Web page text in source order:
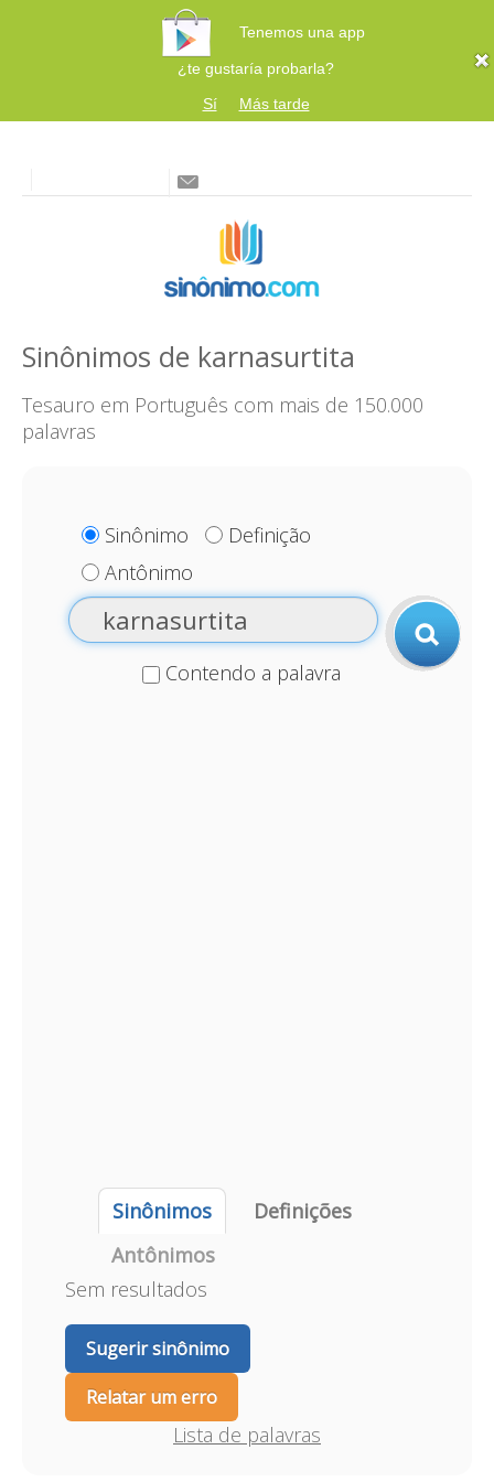
Tenemos una app
¿te gustaría probarla?
Sí
Más tarde
Sinônimos de karnasurtita
Tesauro em Português com mais de 150.000
palavras
Sinônimo
Definição
Antônimo
Contendo a palavra
Sinônimos
Definições
Antônimos
Sem resultados
Sugerir sinônimo
Relatar um erro
Lista de palavras